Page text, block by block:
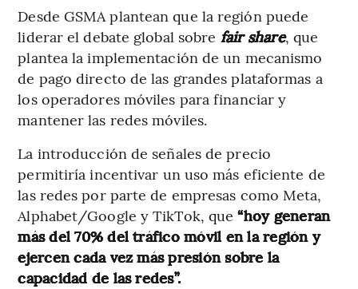
Desde GSMA plantean que la región puede
liderar el debate global sobre fair share, que
plantea la implementación de un mecanismo
de pago directo de las grandes plataformas a
los operadores móviles para financiar y
mantener las redes móviles.
La introducción de señales de precio
permitiría incentivar un uso más eficiente de
las redes por parte de empresas como Meta,
Alphabet/Google y TikTok, que“hoy generan
más del 70% del tráfico móvil en la región y
ejercen cada vez más presión sobre la
capacidad de las redes”.